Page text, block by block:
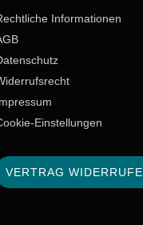
Informationen
Einstellungen
VERTRAG